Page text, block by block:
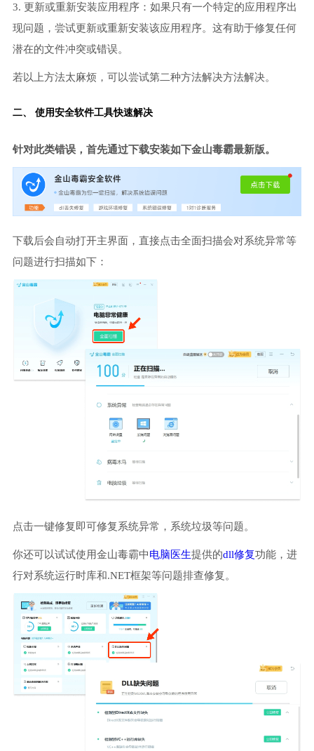
3. 更新或重新安装应用程序：如果只有一个特定的应用程序出
现问题，尝试更新或重新安装该应用程序。这有助于修复任何
潜在的文件冲突或错误。
若以上方法太麻烦，可以尝试第二种方法解决方法解决。
二、 使用安全软件工具快速解决
针对此类错误，首先通过下载安装如下金山毒霸最新版。
下载后会自动打开主界面，直接点击全面扫描会对系统异常等
问题进行扫描如下：
点击一键修复即可修复系统异常，系统垃圾等问题。
你还可以试试使用金山毒霸中电脑医生提供的dll修复功能，进
行对系统运行时库和.NET框架等问题排查修复。